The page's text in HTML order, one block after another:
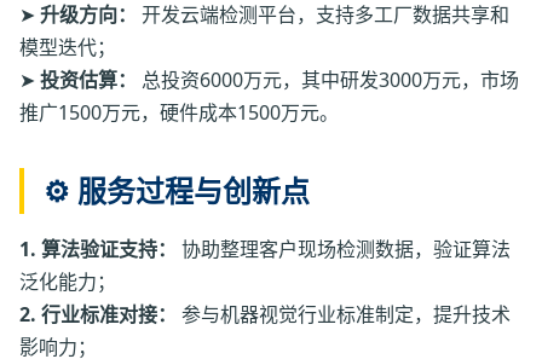
➤ 升级方向：
开发云端检测平台，支持多工厂数据共享和
模型迭代；
➤ 投资估算：
总投资6000万元，其中研发3000万元，市场
推广1500万元，硬件成本1500万元。
⚙️ 服务过程与创新点
1. 算法验证支持：
协助整理客户现场检测数据，验证算法
泛化能力；
2. 行业标准对接：
参与机器视觉行业标准制定，提升技术
影响力；